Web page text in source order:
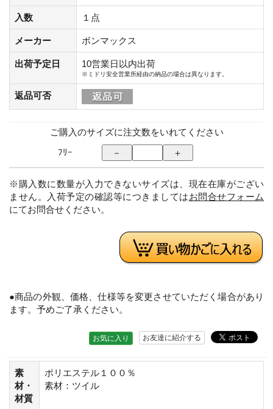
入数 １点
メーカー ボンマックス
出荷予定日 10営業日以内出荷
※ミドリ安全営業所経由の納品の場合は異なります。
返品可否
ご購入のサイズに注文数をいれてください
ﾌﾘｰ
※購入数に数量が入力できないサイズは、現在在庫がござい
ません。入荷予定の確認等につきましてはお問合せフォーム
にてお問合せください。
●商品の外観、価格、仕様等を変更させていただく場合があり
ます。予めご了承ください。
お友達に紹介する
お気に入り
素
材・
材質
ポリエステル１００％
素材：ツイル